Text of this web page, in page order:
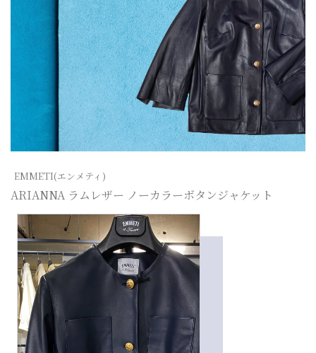
EMMETI(エンメティ)
ARIANNA ラムレザー ノーカラーボタンジャケット